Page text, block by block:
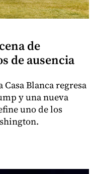
de
de ausencia
Blanca regresa
y una nueva
uno de los